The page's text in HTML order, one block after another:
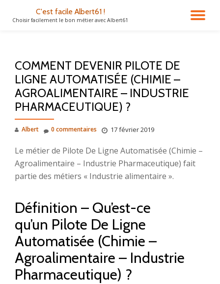
C'est facile Albert61 !
Choisir facilement le bon métier avec Albert61
COMMENT DEVENIR PILOTE DE
LIGNE AUTOMATISÉE (CHIMIE –
AGROALIMENTAIRE – INDUSTRIE
PHARMACEUTIQUE) ?
Albert 17 février 2019
0 commentaires
Le métier de Pilote De Ligne Automatisée (Chimie –
Agroalimentaire – Industrie Pharmaceutique) fait
partie des métiers « Industrie alimentaire ».
Définition – Qu’est-ce
qu’un Pilote De Ligne
Automatisée (Chimie –
Agroalimentaire – Industrie
Pharmaceutique) ?